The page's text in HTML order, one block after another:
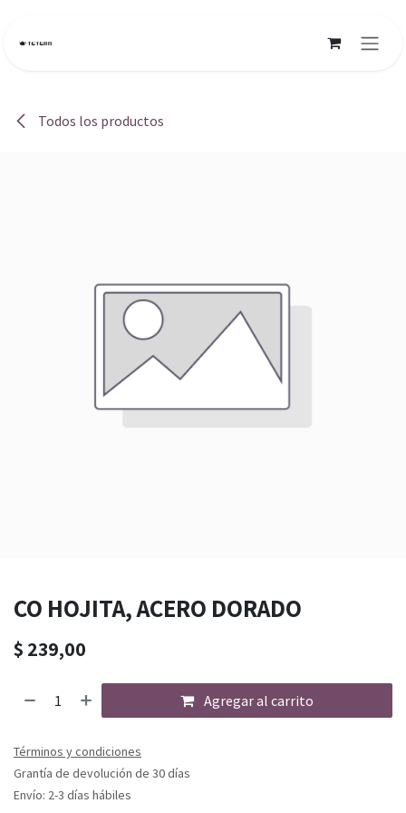
Todos los productos
CO HOJITA, ACERO DORADO
$ 239,00
Agregar al carrito
Términos y condiciones
Grantía de devolución de 30 días
Envío: 2-3 días hábiles